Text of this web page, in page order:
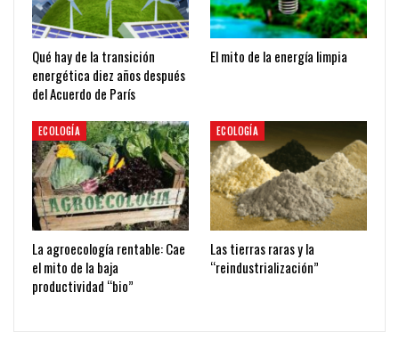
Qué hay de la transición
energética diez años después
del Acuerdo de París
El mito de la energía limpia
ECOLOGÍA
La agroecología rentable: Cae
el mito de la baja
productividad “bio”
ECOLOGÍA
Las tierras raras y la
“reindustrialización”